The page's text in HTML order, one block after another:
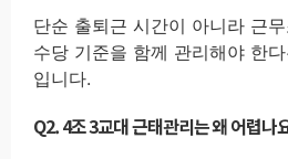
단순 출퇴근 시간이 아니라 근
수당 기준을 함께 관리해야 한
입니다.
Q2. 4조 3교대 근태관리는 왜 어렵나